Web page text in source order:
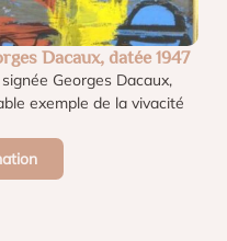
Dacaux, datée 1947
Georges Dacaux,
exemple de la vivacité